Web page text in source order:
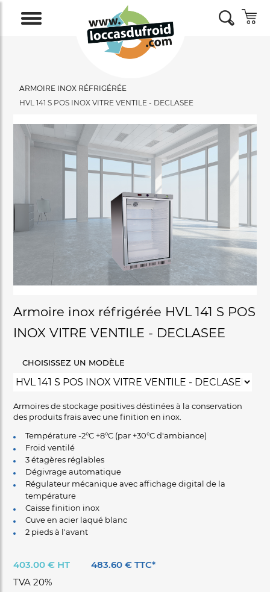
ARMOIRE INOX RÉFRIGÉRÉE
HVL 141 S POS INOX VITRE VENTILE - DECLASEE
Armoire inox réfrigérée HVL 141 S POS
INOX VITRE VENTILE - DECLASEE
CHOISISSEZ UN MODÈLE
Armoires de stockage positives déstinées à la conservation
des produits frais avec une finition en inox.
Température -2°C +8°C (par +30°C d'ambiance)
Froid ventilé
3 étagères réglables
Dégivrage automatique
Régulateur mécanique avec affichage digital de la
température
Caisse finition inox
Cuve en acier laqué blanc
2 pieds à l'avant
403.00 € HT
483.60 € TTC*
TVA 20%